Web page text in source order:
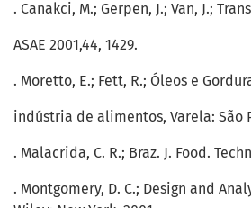
. Canakci, M.; Gerpen, J.; Van, J.;
ASAE 2001,44, 1429.
. Moretto, E.; Fett, R.; Óleos e
indústria de alimentos, Varela: São
. Malacrida, C. R.; Braz. J. Food.
. Montgomery, D. C.; Design and